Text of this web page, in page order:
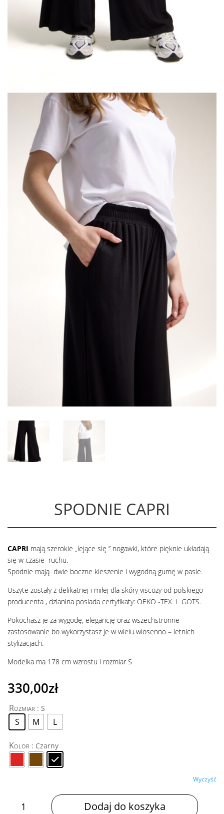
SPODNIE CAPRI
CAPRI mają szerokie „lejące się ” nogawki, które pięknie układają
się w czasie ruchu.
Spodnie mają dwie boczne kieszenie i wygodną gumę w pasie.
Uszyte zostały z delikatnej i miłej dla skóry viscozy od polskiego
producenta , dzianina posiada certyfikaty: OEKO -TEX i GOTS.
Pokochasz je za wygodę, elegancję oraz wszechstronne
zastosowanie bo wykorzystasz je w wielu wiosenno – letnich
stylizacjach.
Modelka ma 178 cm wzrostu i rozmiar S
330,00zł
Rozmiar : S
S M L
Kolor : Czarny
Wyczyść
Spodnie
Dodaj do koszyka